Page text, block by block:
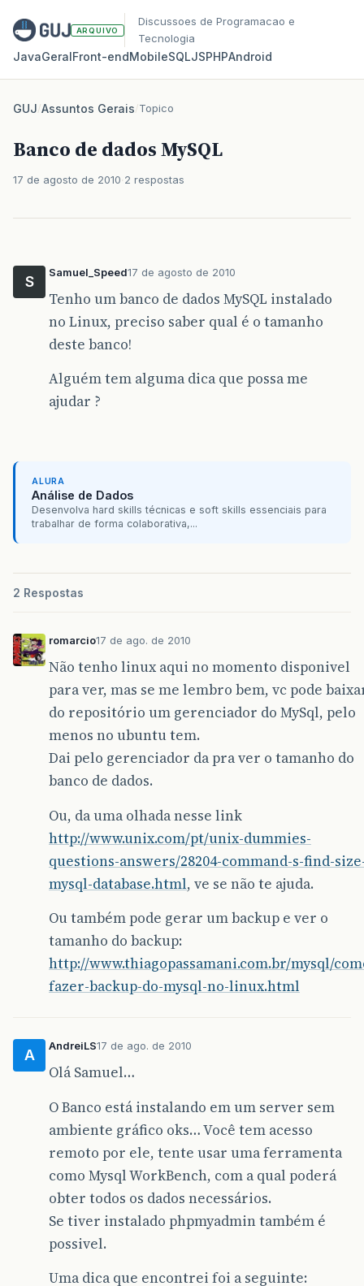
ARQUIVO
Discussoes de Programacao e
Tecnologia
JavaGeralFront‑endMobileSQLJSPHPAndroid
GUJ/Assuntos Gerais/Topico
Banco de dados MySQL
17 de agosto de 2010 2 respostas
S
Samuel_Speed17 de agosto de 2010
Tenho um banco de dados MySQL instalado
no Linux, preciso saber qual é o tamanho
deste banco!
Alguém tem alguma dica que possa me
ajudar ?
ALURA
Análise de Dados
Desenvolva hard skills técnicas e soft skills essenciais para
trabalhar de forma colaborativa,...
2 Respostas
romarcio17 de ago. de 2010
Não tenho linux aqui no momento disponivel
para ver, mas se me lembro bem, vc pode
do repositório um gerenciador do MySql, pelo
menos no ubuntu tem.
Dai pelo gerenciador da pra ver o tamanho do
banco de dados.
Ou, da uma olhada nesse link
http://www.unix.com/pt/unix-dummies-
questions-answers/28204-command-s-find-
mysql-database.html, ve se não te ajuda.
Ou também pode gerar um backup e ver o
tamanho do backup:
http://www.thiagopassamani.com.br/mysql/
fazer-backup-do-mysql-no-linux.html
A
AndreiLS17 de ago. de 2010
Olá Samuel…
O Banco está instalando em um server sem
ambiente gráfico oks… Você tem acesso
remoto por ele, tente usar uma ferramenta
como Mysql WorkBench, com a qual poderá
obter todos os dados necessários.
Se tiver instalado phpmyadmin também é
possivel.
Uma dica que encontrei foi a seguinte: